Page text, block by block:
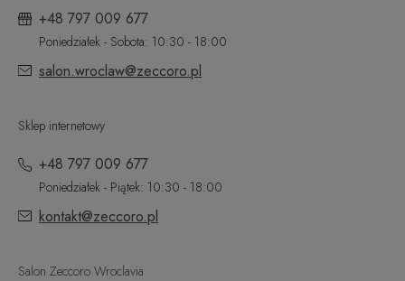
+48 797 009 677
Poniedziałek - Sobota: 10:30 - 18:00
salon.wroclaw@zeccoro.pl
Sklep internetowy
+48 797 009 677
Poniedziałek - Piątek: 10:30 - 18:00
kontakt@zeccoro.pl
Salon Zeccoro Wroclavia